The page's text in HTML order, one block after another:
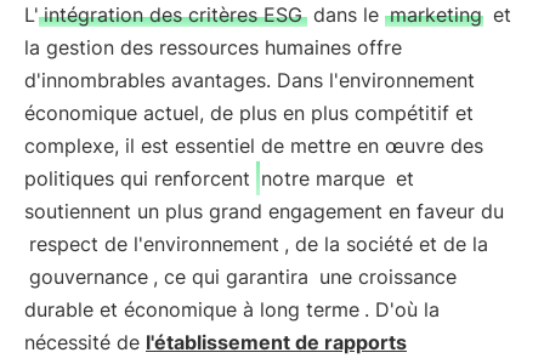
L' intégration des critères ESG dans le marketing et
la gestion des ressources humaines offre
d'innombrables avantages. Dans l'environnement
économique actuel, de plus en plus compétitif et
complexe, il est essentiel de mettre en œuvre des
politiques qui renforcent notre marque et
soutiennent un plus grand engagement en faveur du
respect de l'environnement , de la société et de la
gouvernance , ce qui garantira une croissance
durable et économique à long terme . D'où la
nécessité de l'établissement de rapports